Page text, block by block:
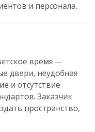
и персонала.
время —
двери, неудобная
и отсутствие
Заказчик
пространство,